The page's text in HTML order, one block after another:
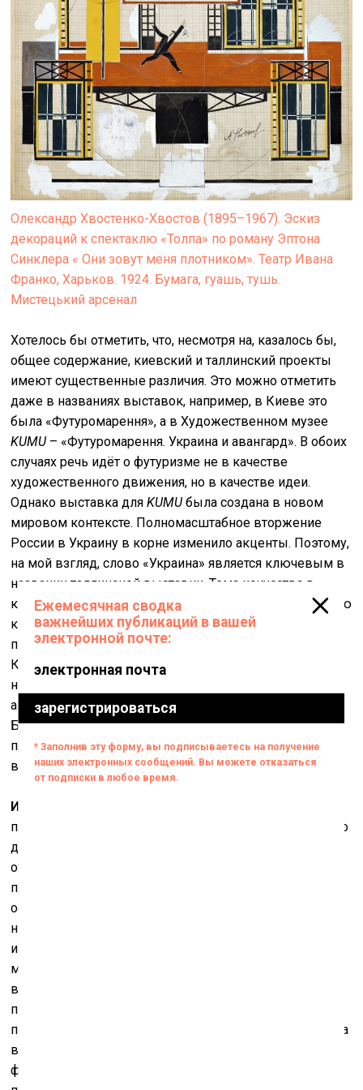
Олександр Хвостенко-Хвостов (1895–1967). Эскиз
декораций к спектаклю «Толпа» по роману Эптона
Синклера « Они зовут меня плотником». Театр Ивана
Франко, Харьков. 1924. Бумага, гуашь, тушь.
Мистецький арсенал
Хотелось бы отметить, что, несмотря на, казалось бы,
общее содержание, киевский и таллинский проекты
имеют существенные различия. Это можно отметить
даже в названиях выставок, например, в Киеве это
была «Футуромарення», а в Художественном музее
KUMU– «Футуромарення. Украина и авангард». В обоих
случаях речь идёт о футуризме не в качестве
художественного движения, но в качестве идеи.
Однако выставка дляKUMUбыла создана в новом
мировом контексте. Полномасштабное вторжение
России в Украину в корне изменило акценты. Поэтому,
на мой взгляд, слово «Украина» является ключевым в
названии таллинской выставки. Тема искусства в
какой-то степени становится инструментом, с помощью
которого мы рассказываем о себе. Возможность
постколониальной критики имеет огромное значение.
К сожалению, в нынешних трагических событиях мы
наблюдаем слишком много прямых исторических
аналогий с тем, что происходило сто лет назад.
Благодаря международным проектам мы можем
противостоять российскому вторжению, которое
включает в себя и атаку на культуру.
Игорь Оксаметный
поддержки. Нет нужды говорить, насколько это важно
для нас и насколько это нас вдохновляет. Главное
отличие таллинской выставки от киевской, которая
проходила в девяти залах Мистецького арсенала
общей площадью около 4 000 квадратных метров (на
ней было представлено почти 500 экспонатов из 30
источников), заключается, конечно, не только в их
масштабах. Киевская выставка продолжила серию
выставочных проектов Мистецького арсенала,
посвящённых культурному процессу в Украине в
первом десятилетии ХХ века. До этого тема футуризма
в Украине ещё не была визуализирована в таком
формате. В какой-то степени это связано с тем, что